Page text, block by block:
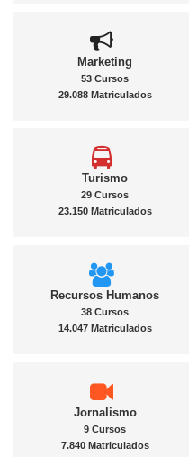
Marketing
53 Cursos
29.088 Matriculados
Turismo
29 Cursos
23.150 Matriculados
Recursos Humanos
38 Cursos
14.047 Matriculados
Jornalismo
9 Cursos
7.840 Matriculados